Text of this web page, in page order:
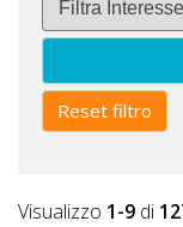
Reset filtro
Visualizzo 1-9 di